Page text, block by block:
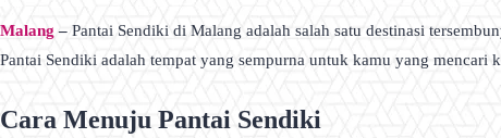
Malang – Pantai Sendiki di Malang adalah salah satu destinasi
Pantai Sendiki adalah tempat yang sempurna untuk kamu yang mencari
Cara Menuju Pantai Sendiki